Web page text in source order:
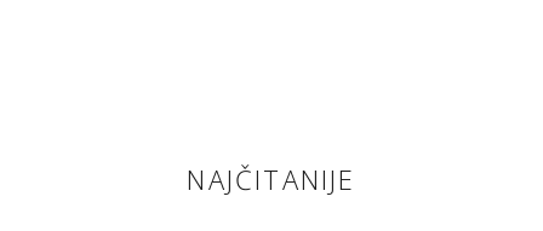
NAJČITANIJE